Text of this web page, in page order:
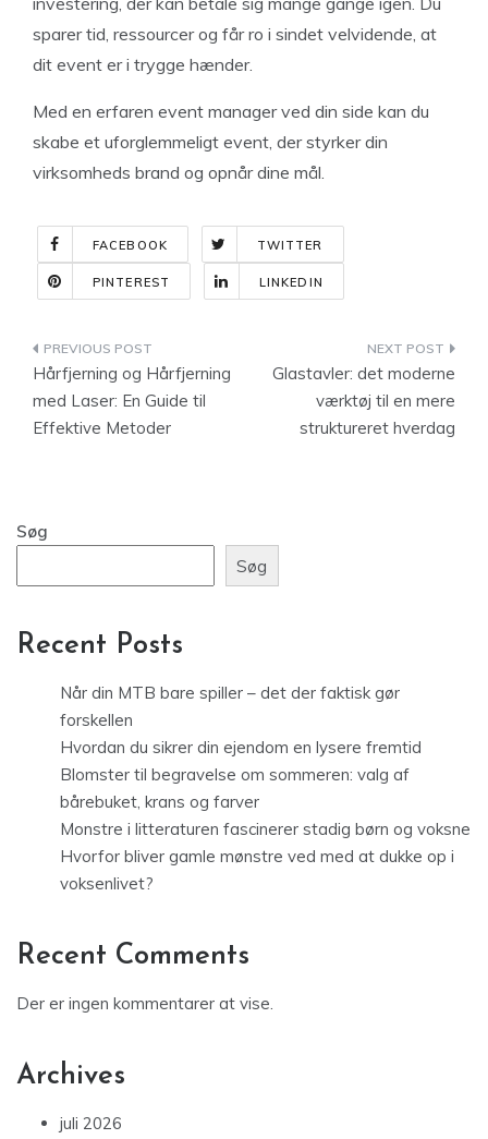
sparer tid, ressourcer og får ro i sindet velvidende, at
dit event er i trygge hænder.
Med en erfaren event manager ved din side kan du
skabe et uforglemmeligt event, der styrker din
virksomheds brand og opnår dine mål.
FACEBOOK TWITTER
PINTEREST LINKEDIN
Indlægsnavigation
Hårfjerning og Hårfjerning
med Laser: En Guide til
Effektive Metoder
Glastavler: det moderne
værktøj til en mere
struktureret hverdag
Søg
Søg
Recent Posts
Når din MTB bare spiller – det der faktisk gør
forskellen
Hvordan du sikrer din ejendom en lysere fremtid
Blomster til begravelse om sommeren: valg af
bårebuket, krans og farver
Monstre i litteraturen fascinerer stadig børn og voksne
Hvorfor bliver gamle mønstre ved med at dukke op i
voksenlivet?
Recent Comments
Der er ingen kommentarer at vise.
Archives
juli 2026